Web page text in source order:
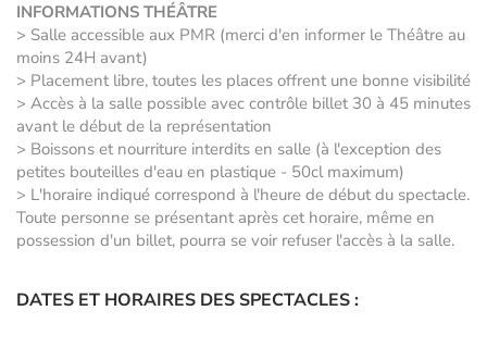
INFORMATIONS THÉÂTRE
> Salle accessible aux PMR (merci d'en informer le Théâtre au
moins 24H avant)
> Placement libre, toutes les places offrent une bonne visibilité
> Accès à la salle possible avec contrôle billet 30 à 45 minutes
avant le début de la représentation
> Boissons et nourriture interdits en salle (à l'exception des
petites bouteilles d'eau en plastique - 50cl maximum)
> L'horaire indiqué correspond à l'heure de début du spectacle.
Toute personne se présentant après cet horaire, même en
possession d'un billet, pourra se voir refuser l'accès à la salle.
DATES ET HORAIRES DES SPECTACLES :